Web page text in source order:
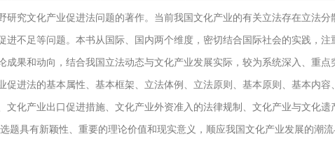
研究文化产业促进法问题的著作。当前我国文化产业的有关立法存在立法
进不足等问题。本书从国际、国内两个维度，密切结合国际社会的实践，
成果和动向，结合我国立法动态与文化产业发展实际，较为系统深入、重
促进法的基本属性、基本框架、立法体例、立法原则、基本原则、基本内
文化产业出口促进措施、文化产业外资准入的法律规制、文化产业与文化
题具有新颖性、重要的理论价值和现实意义，顺应我国文化产业发展的潮